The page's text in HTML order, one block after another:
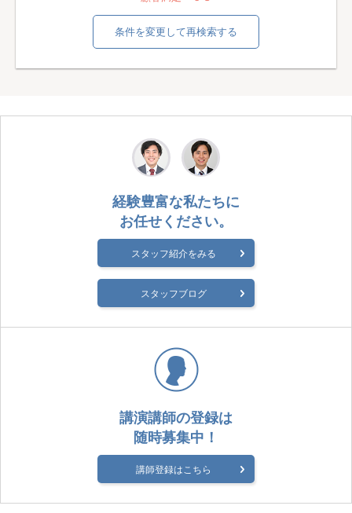
条件を変更して再検索する
経験豊富な私たちに
お任せください。
スタッフ紹介をみる
スタッフブログ
講演講師の登録は
随時募集中！
講師登録はこちら